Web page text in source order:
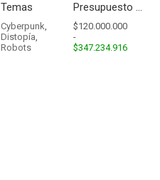
Temas
Cyberpunk,
Distopía,
Robots
Presupuesto - Ingresos
$120.000.000
-
$347.234.916